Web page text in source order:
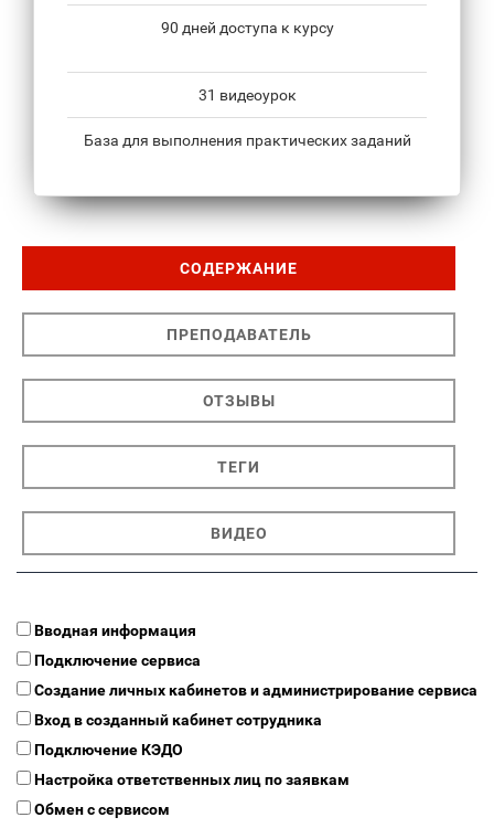
90 дней доступа к курсу
31 видеоурок
База для выполнения практических заданий
СОДЕРЖАНИЕ
ПРЕПОДАВАТЕЛЬ
ОТЗЫВЫ
ТЕГИ
ВИДЕО
Вводная информация
Подключение сервиса
Создание личных кабинетов и администрирование сервиса
Вход в созданный кабинет сотрудника
Подключение КЭДО
Настройка ответственных лиц по заявкам
Обмен с сервисом